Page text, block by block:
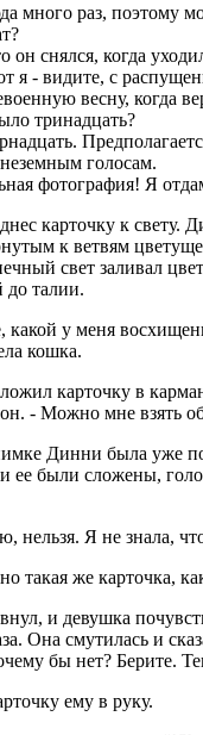
много раз, поэтому
он снялся, когда
я - видите, с
весну, когда
тринадцать?
голосам.
фотография! Я
карточку к свету.
к ветвям
свет заливал
до талии.
какой у меня
кошка.
карточку в
- Можно мне взять
Динни была уже
ее были сложены,
нельзя. Я не знала,
такая же карточка,
и девушка
Она смутилась и
бы нет? Берите.
ему в руку.